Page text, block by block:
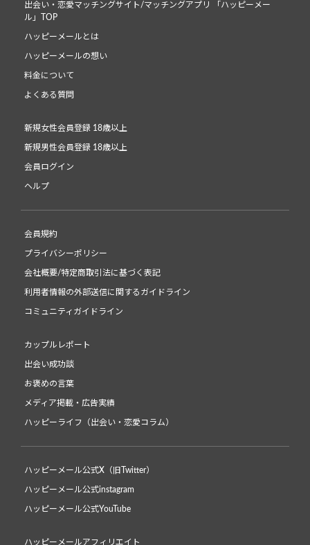
出会い・恋愛マッチングサイト/マッチングアプリ 「ハッピーメー
ル」TOP
ハッピーメールとは
ハッピーメールの想い
料金について
よくある質問
新規女性会員登録 18歳以上
新規男性会員登録 18歳以上
会員ログイン
ヘルプ
会員規約
プライバシーポリシー
会社概要/特定商取引法に基づく表記
利用者情報の外部送信に関するガイドライン
コミュニティガイドライン
カップルレポート
出会い成功談
お褒めの言葉
メディア掲載・広告実績
ハッピーライフ（出会い・恋愛コラム）
ハッピーメール公式X（旧Twitter）
ハッピーメール公式instagram
ハッピーメール公式YouTube
ハッピーメールアフィリエイト